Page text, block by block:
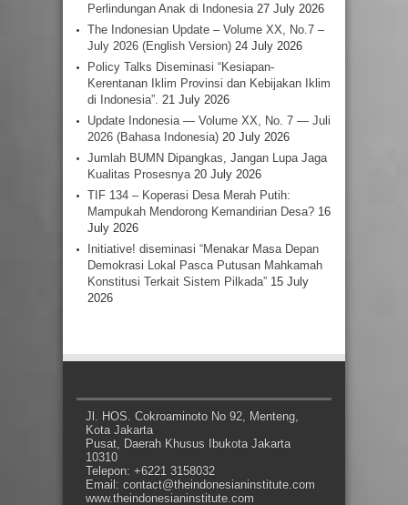
Perlindungan Anak di Indonesia 27 July 2026
The Indonesian Update – Volume XX, No.7 –
July 2026 (English Version) 24 July 2026
Policy Talks Diseminasi “Kesiapan-
Kerentanan Iklim Provinsi dan Kebijakan Iklim
di Indonesia”. 21 July 2026
Update Indonesia — Volume XX, No. 7 — Juli
2026 (Bahasa Indonesia) 20 July 2026
Jumlah BUMN Dipangkas, Jangan Lupa Jaga
Kualitas Prosesnya 20 July 2026
TIF 134 – Koperasi Desa Merah Putih:
Mampukah Mendorong Kemandirian Desa? 16
July 2026
Initiative! diseminasi “Menakar Masa Depan
Demokrasi Lokal Pasca Putusan Mahkamah
Konstitusi Terkait Sistem Pilkada” 15 July
2026
Jl. HOS. Cokroaminoto No 92, Menteng,
Kota Jakarta
Pusat, Daerah Khusus Ibukota Jakarta
10310
Telepon: +6221 3158032
Email: contact@theindonesianinstitute.com
www.theindonesianinstitute.com